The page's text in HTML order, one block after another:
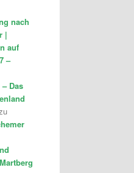
nach
|
auf
–
Das